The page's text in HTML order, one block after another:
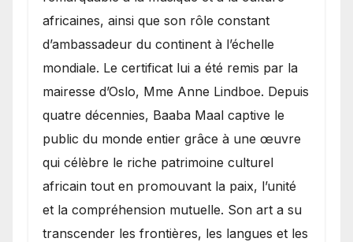
africaines, ainsi que son rôle constant
d’ambassadeur du continent à l’échelle
mondiale. Le certificat lui a été remis par la
mairesse d’Oslo, Mme Anne Lindboe. Depuis
quatre décennies, Baaba Maal captive le
public du monde entier grâce à une œuvre
qui célèbre le riche patrimoine culturel
africain tout en promouvant la paix, l’unité
et la compréhension mutuelle. Son art a su
transcender les frontières, les langues et les